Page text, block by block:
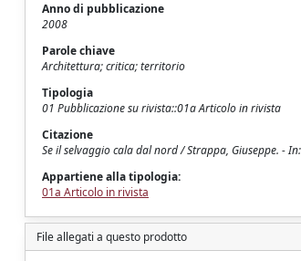
Anno di pubblicazione
2008
Parole chiave
Architettura; critica; territorio
Tipologia
01 Pubblicazione su rivista::01a Articolo in rivista
Citazione
Se il selvaggio cala dal nord / Strappa, Giuseppe. - In:
Appartiene alla tipologia:
01a Articolo in rivista
File allegati a questo prodotto